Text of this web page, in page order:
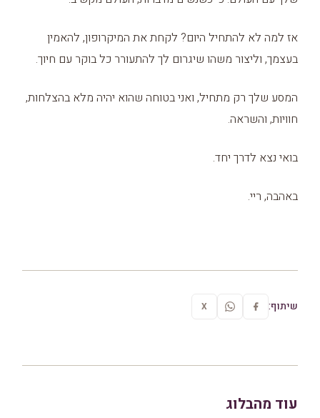
אז למה לא להתחיל היום? לקחת את המיקרופון, להאמין
בעצמך, וליצור משהו שיגרום לך להתעורר כל בוקר עם חיוך.
המסע שלך רק מתחיל, ואני בטוחה שהוא יהיה מלא בהצלחות,
חוויות, והשראה.
בואי נצא לדרך יחד.
באהבה, ריי.
שיתוף: X
עוד מהבלוג